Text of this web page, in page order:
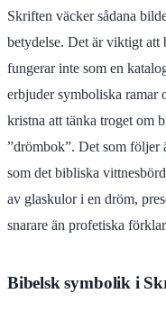
Skriften väcker sådana
betydelse. Det är viktigt att
fungerar inte som en
erbjuder symboliska ramar
kristna att tänka troget om
”drömbok”. Det som följer
som det bibliska
av glaskulor i en dröm,
snarare än profetiska
Bibelsk symbolik i